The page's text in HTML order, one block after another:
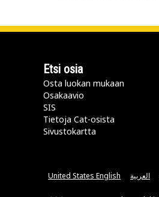
Etsi osia
Osta luokan mukaan
Osakaavio
SIS
Tietoja Cat-osista
Sivustokartta
United States English العربية